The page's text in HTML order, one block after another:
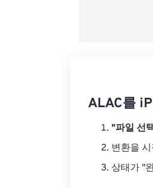
ALAC를
"파일 선
변환을
상태가 "